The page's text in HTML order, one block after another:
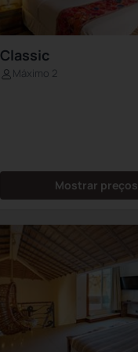
Classic
Máximo 2
Mostrar preços